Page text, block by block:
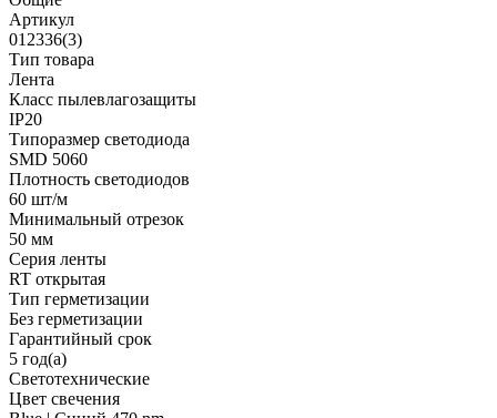
Артикул
012336(3)
Тип товара
Лента
Класс пылевлагозащиты
IP20
Типоразмер светодиода
SMD 5060
Плотность светодиодов
60 шт/м
Минимальный отрезок
50 мм
Серия ленты
RT открытая
Тип герметизации
Без герметизации
Гарантийный срок
5 год(а)
Светотехнические
Цвет свечения